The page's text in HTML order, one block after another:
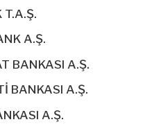
T.A.Ş.
A.Ş.
BANKASI A.Ş.
BANKASI A.Ş.
A.Ş.